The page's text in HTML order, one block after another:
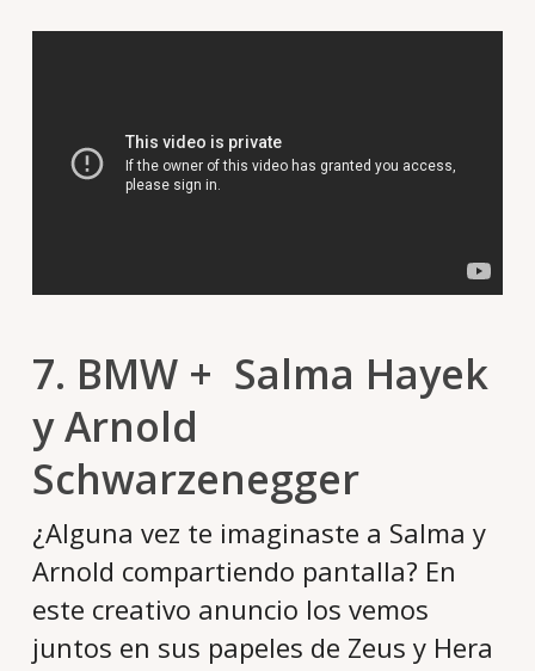
7. BMW + Salma Hayek
y Arnold
Schwarzenegger
¿Alguna vez te imaginaste a Salma y
Arnold compartiendo pantalla? En
este creativo anuncio los vemos
juntos en sus papeles de Zeus y Hera